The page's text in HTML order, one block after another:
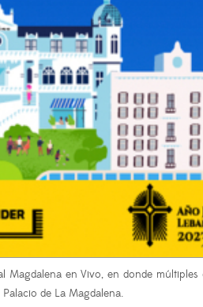
en Vivo, en donde
de La Magdalena.